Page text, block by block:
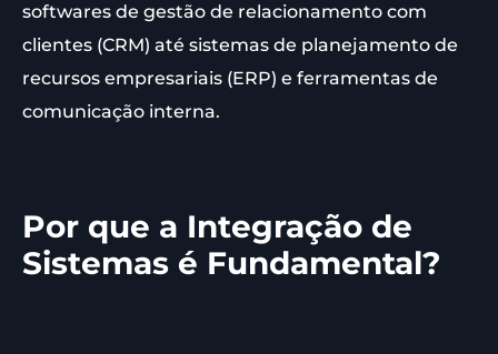
softwares de gestão de relacionamento com
clientes (CRM) até sistemas de planejamento de
recursos empresariais (ERP) e ferramentas de
comunicação interna.
Por que a Integração de
Sistemas é Fundamental?